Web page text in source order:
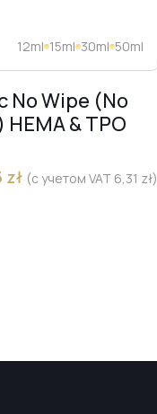
12ml 15ml 30ml 50ml
No Wipe (No
& TPO
zł (с учетом VAT 6,31 zł)